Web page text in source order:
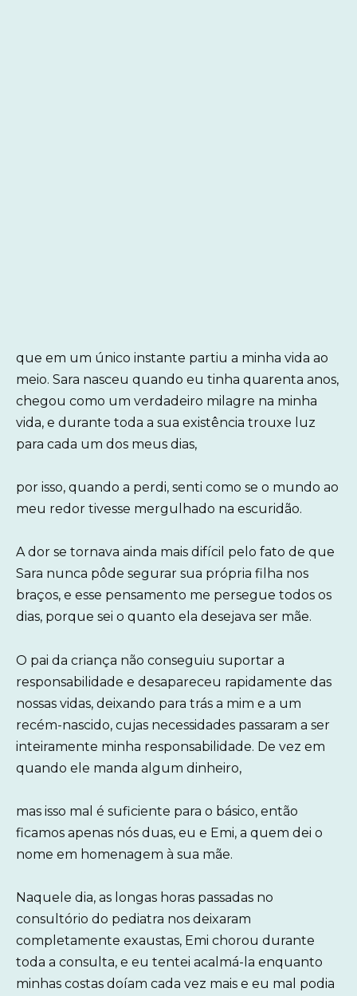
que em um único instante partiu a minha vida ao
meio. Sara nasceu quando eu tinha quarenta anos,
chegou como um verdadeiro milagre na minha
vida, e durante toda a sua existência trouxe luz
para cada um dos meus dias,
por isso, quando a perdi, senti como se o mundo ao
meu redor tivesse mergulhado na escuridão.
A dor se tornava ainda mais difícil pelo fato de que
Sara nunca pôde segurar sua própria filha nos
braços, e esse pensamento me persegue todos os
dias, porque sei o quanto ela desejava ser mãe.
O pai da criança não conseguiu suportar a
responsabilidade e desapareceu rapidamente das
nossas vidas, deixando para trás a mim e a um
recém-nascido, cujas necessidades passaram a ser
inteiramente minha responsabilidade. De vez em
quando ele manda algum dinheiro,
mas isso mal é suficiente para o básico, então
ficamos apenas nós duas, eu e Emi, a quem dei o
nome em homenagem à sua mãe.
Naquele dia, as longas horas passadas no
consultório do pediatra nos deixaram
completamente exaustas, Emi chorou durante
toda a consulta, e eu tentei acalmá-la enquanto
minhas costas doíam cada vez mais e eu mal podia